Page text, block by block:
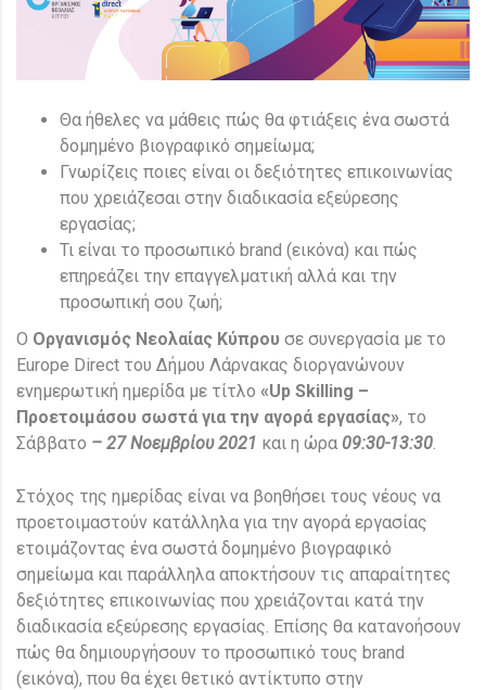
Θα ήθελες να μάθεις πώς θα φτιάξεις ένα σωστά
δομημένο βιογραφικό σημείωμα;
Γνωρίζεις ποιες είναι οι δεξιότητες επικοινωνίας
που χρειάζεσαι στην διαδικασία εξεύρεσης
εργασίας;
Τι είναι το προσωπικό brand (εικόνα) και πώς
επηρεάζει την επαγγελματική αλλά και την
προσωπική σου ζωή;
O Οργανισμός Νεολαίας Κύπρου σε συνεργασία με το
Europe Direct του Δήμου Λάρνακας διοργανώνουν
ενημερωτική ημερίδα με τίτλο «Up Skilling –
Προετοιμάσου σωστά για την αγορά εργασίας», το
Σάββατο – 27 Νοεμβρίου 2021 και η ώρα 09:30-13:30.
Στόχος της ημερίδας είναι να βοηθήσει τους νέους να
προετοιμαστούν κατάλληλα για την αγορά εργασίας
ετοιμάζοντας ένα σωστά δομημένο βιογραφικό
σημείωμα και παράλληλα αποκτήσουν τις απαραίτητες
δεξιότητες επικοινωνίας που χρειάζονται κατά την
διαδικασία εξεύρεσης εργασίας. Επίσης θα κατανοήσουν
πώς θα δημιουργήσουν το προσωπικό τους brand
(εικόνα), που θα έχει θετικό αντίκτυπο στην